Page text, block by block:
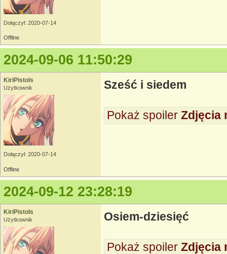
Dołączył: 2020-07-14
Offline
2024-09-06 11:50:29
KiriPistols
Użytkownik
Dołączył: 2020-07-14
Sześć i siedem
Pokaż spoiler Zdjęcia
Offline
2024-09-12 23:28:19
KiriPistols
Użytkownik Osiem-dziesięć
Pokaż spoiler Zdjęcia